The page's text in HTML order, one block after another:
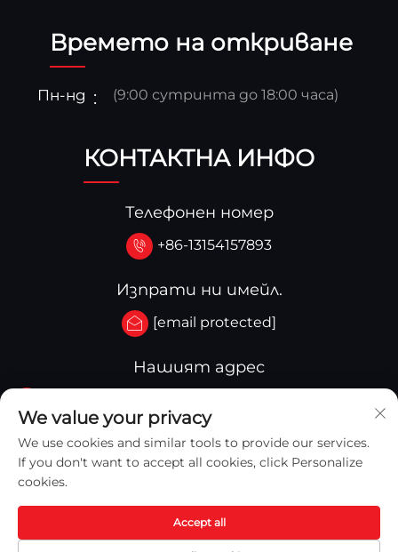
Времето на откриване
Пн-нд (9:00 сутринта до 18:00 часа)
КОНТАКТНА ИНФО
Телефонен номер
+86-13154157893
Изпрати ни имейл.
[email protected]
Нашият адрес
Qinghua Street,Yingkou Zone Yingkou,China
Copyright © 2025 Yingkou Captain Machinery
We value your privacy
We use cookies and similar tools to provide our services.
If you don't want to accept all cookies, click Personalize
cookies.
Accept all